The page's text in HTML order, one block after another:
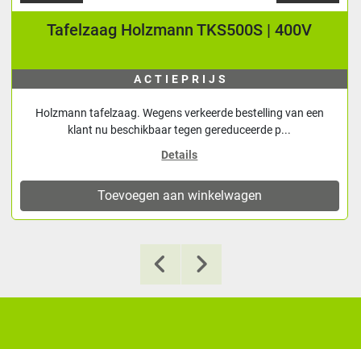
Tafelzaag Holzmann TKS500S | 400V
ACTIEPRIJS
Holzmann tafelzaag. Wegens verkeerde bestelling van een
klant nu beschikbaar tegen gereduceerde p...
Details
Toevoegen aan winkelwagen